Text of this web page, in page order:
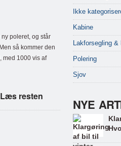
poleret, og står
så kommer den
med 1000 vis af
Læs resten
Ikke
Kabine
Lakforsegling &
Polering
Sjov
NYE